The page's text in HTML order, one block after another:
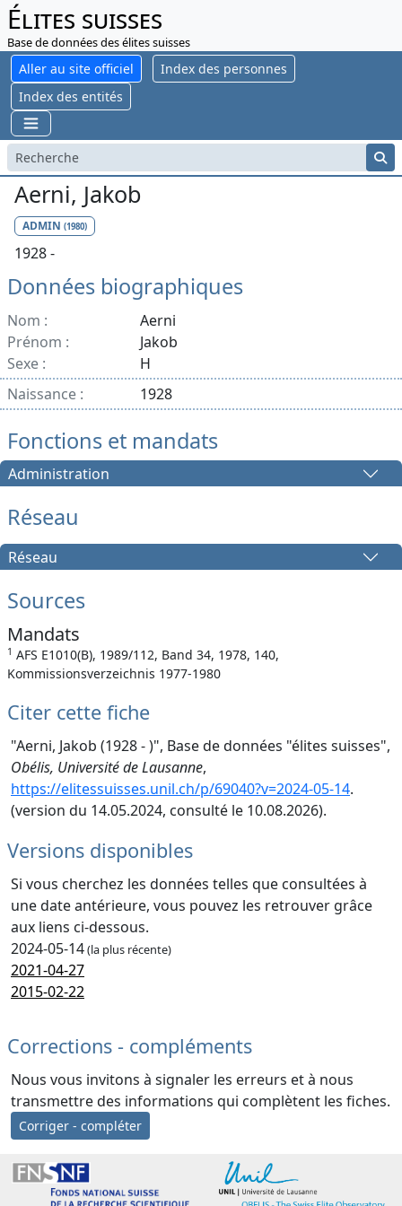
Élites suisses
Base de données des élites suisses
Aller au site officiel
Index des personnes
Index des entités
Aerni, Jakob
ADMIN (1980)
1928 -
Données biographiques
Nom :
Aerni
Prénom :
Jakob
Sexe :
H
Naissance :
1928
Fonctions et mandats
Administration
Réseau
Réseau
Sources
Mandats
1 AFS E1010(B), 1989/112, Band 34, 1978, 140,
Kommissionsverzeichnis 1977-1980
Citer cette fiche
"Aerni, Jakob (1928 - )", Base de données "élites suisses",
Obélis, Université de Lausanne,
https://elitessuisses.unil.ch/p/69040?v=2024-05-14.
(version du 14.05.2024, consulté le 10.08.2026).
Versions disponibles
Si vous cherchez les données telles que consultées à
une date antérieure, vous pouvez les retrouver grâce
aux liens ci-dessous.
2024-05-14(la plus récente)
2021-04-27
2015-02-22
Corrections - compléments
Nous vous invitons à signaler les erreurs et à nous
transmettre des informations qui complètent les fiches.
Corriger - compléter